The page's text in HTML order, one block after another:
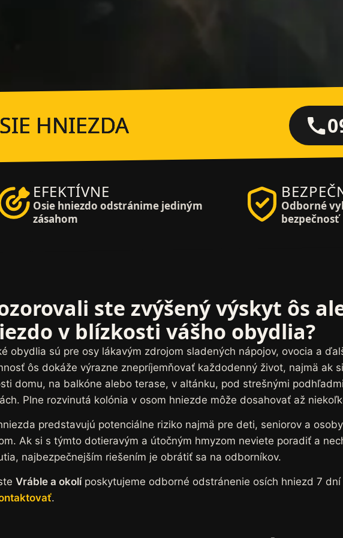
HNIEZDA
EFEKTÍVNE
Osie hniezdo odstránime jediným
zásahom
Odborné
bezpečnosť
ste zvýšený výskyt ôs
v blízkosti vášho obydlia?
obydlia sú pre osy lákavým zdrojom sladených nápojov, ovocia a
ôs dokáže výrazne znepríjemňovať každodenný život, najmä ak
domu, na balkóne alebo terase, v altánku, pod strešnými
Plne rozvinutá kolónia v osom hniezde môže dosahovať až
predstavujú potenciálne riziko najmä pre deti, seniorov a
Ak si s týmto dotieravým a útočným hmyzom neviete poradiť a
najbezpečnejším riešením je obrátiť sa na odborníkov.
Vráble a okolíposkytujeme odborné odstránenie osích hniezd 7 dní
.